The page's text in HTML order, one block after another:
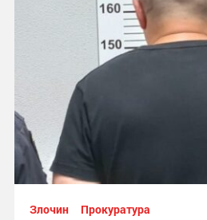
Злочин Прокуратура